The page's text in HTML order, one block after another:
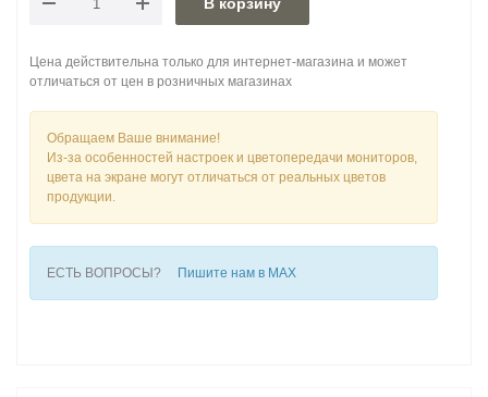
Цена действительна только для интернет-магазина и может
отличаться от цен в розничных магазинах
Обращаем Ваше внимание!
Из-за особенностей настроек и цветопередачи мониторов,
цвета на экране могут отличаться от реальных цветов
продукции.
ЕСТЬ ВОПРОСЫ? Пишите нам в MAX